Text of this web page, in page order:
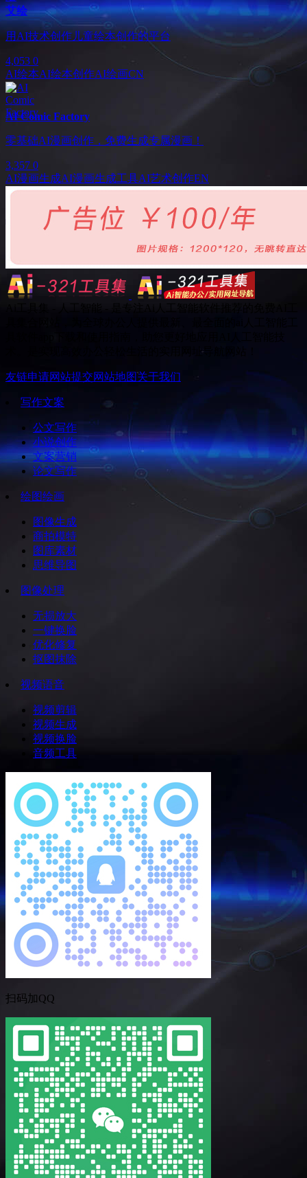
艾绘
用AI技术创作儿童绘本创作的平台
4,053 0
AI绘本AI绘本创作AI绘画CN
AI Comic Factory
零基础AI漫画创作，免费生成专属漫画！
3,357 0
AI漫画生成AI漫画生成工具AI艺术创作EN
术。是实现高效办公轻松生活的实用网址导航网站！
友链申请网站提交网站地图关于我们
写作文案
公文写作
小说创作
文案营销
论文写作
绘图绘画
图像生成
商拍模特
图库素材
思维导图
图像处理
无损放大
一键换脸
优化修复
抠图抹除
视频语音
视频剪辑
视频生成
视频换脸
音频工具
扫码加QQ